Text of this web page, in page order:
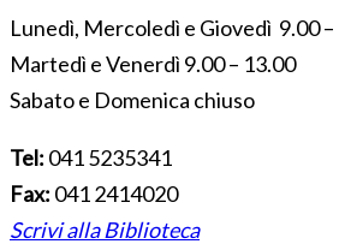
Lunedì, Mercoledì e Giovedì 9.00 –
Martedì e Venerdì 9.00 – 13.00
Sabato e Domenica chiuso
Tel: 041 5235341
Fax: 041 2414020
Scrivi alla Biblioteca